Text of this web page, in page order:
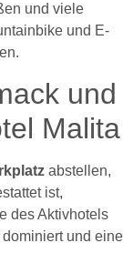
und viele
und E-
und
Malita
abstellen,
ist,
des Aktivhotels
und eine